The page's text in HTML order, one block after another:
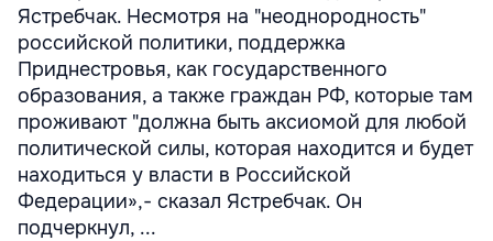
Ястребчак. Несмотря на "неоднородность"
российской политики, поддержка
Приднестровья, как государственного
образования, а также граждан РФ, которые там
проживают "должна быть аксиомой для любой
политической силы, которая находится и будет
находиться у власти в Российской
Федерации»,- сказал Ястребчак. Он
подчеркнул, ...